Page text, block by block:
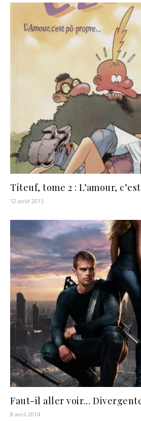
Titeuf, tome 2 : L’amour,
12 août 2015
Faut-il aller voir…
8 avril 2014